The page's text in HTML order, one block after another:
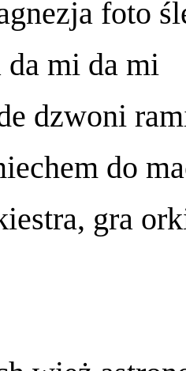
foto
da mi da mi
dzwoni
do
gra